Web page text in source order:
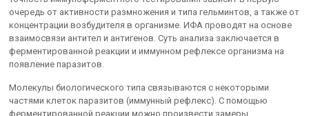
очередь от активности размножения и типа гельминтов, а также от
концентрации возбудителя в организме. ИФА проводят на основе
взаимосвязи антител и антигенов. Суть анализа заключается в
ферментированной реакции и иммунном рефлексе организма на
появление паразитов.
Молекулы биологического типа связываются с некоторыми
частями клеток паразитов (иммунный рефлекс). С помощью
ферментированной реакции можно произвести замеры